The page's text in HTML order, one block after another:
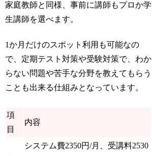
家庭教師と同様、事前に講師もプロか学
生講師を選べます。
1か月だけのスポット利用も可能なの
で、定期テスト対策や受験対策で、わか
らない問題や苦手な分野を教えてもらう
ことも出来る仕組みとなっています。
項
目
内容
システム費2350円/月、受講料2530